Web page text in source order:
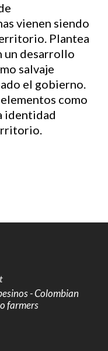
vienen siendo
Plantea
un desarrollo
salvaje
el gobierno.
como
identidad
- Colombian
farmers